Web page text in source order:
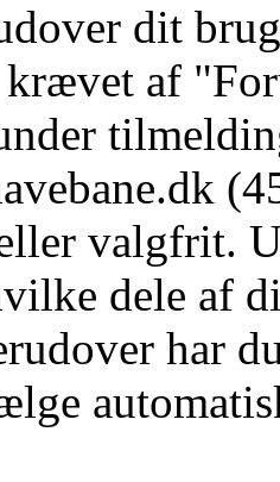
dit
krævet af
valgfrit.
dele af
har